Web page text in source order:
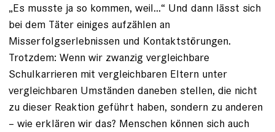
„Es musste ja so kommen, weil...“ Und dann lässt sich
bei dem Täter einiges aufzählen an
Misserfolgserlebnissen und Kontaktstörungen.
Trotzdem: Wenn wir zwanzig vergleichbare
Schulkarrieren mit vergleichbaren Eltern unter
vergleichbaren Umständen daneben stellen, die nicht
zu dieser Reaktion geführt haben, sondern zu anderen
– wie erklären wir das? Menschen können sich auch